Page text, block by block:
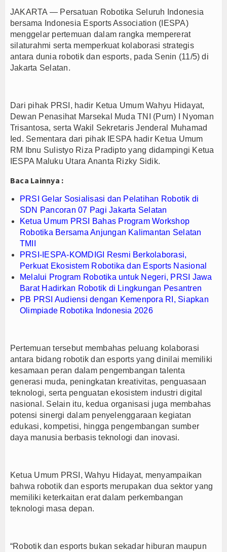
PTPN I Ubah Aset Jadi Mesin Pertumbuhan,
Interupsi PDIP Warnai Paripurna APBD
Bupati Majalengka Beberkan Hasil Paripurna
JAKARTA — Persatuan Robotika Seluruh Indonesia
bersama Indonesia Esports Association (IESPA)
menggelar pertemuan dalam rangka mempererat
silaturahmi serta memperkuat kolaborasi strategis
antara dunia robotik dan esports, pada Senin (11/5) di
Jakarta Selatan.
Dari pihak PRSI, hadir Ketua Umum Wahyu Hidayat,
Dewan Penasihat Marsekal Muda TNI (Purn) I Nyoman
Trisantosa, serta Wakil Sekretaris Jenderal Muhamad
Ied. Sementara dari pihak IESPA hadir Ketua Umum
RM Ibnu Sulistyo Riza Pradipto yang didampingi Ketua
IESPA Maluku Utara Ananta Rizky Sidik.
Baca Lainnya :
PRSI Gelar Sosialisasi dan Pelatihan Robotik di
SDN Pancoran 07 Pagi Jakarta Selatan
Ketua Umum PRSI Bahas Program Workshop
Robotika Bersama Anjungan Kalimantan Selatan
TMII
PRSI-IESPA-KOMDIGI Resmi Berkolaborasi,
Perkuat Ekosistem Robotika dan Esports Nasional
Melalui Program Robotika untuk Negeri, PRSI Jawa
Barat Hadirkan Robotik di Lingkungan Pesantren
PB PRSI Audiensi dengan Kemenpora RI, Siapkan
Olimpiade Robotika Indonesia 2026
Pertemuan tersebut membahas peluang kolaborasi
antara bidang robotik dan esports yang dinilai memiliki
kesamaan peran dalam pengembangan talenta
generasi muda, peningkatan kreativitas, penguasaan
teknologi, serta penguatan ekosistem industri digital
nasional. Selain itu, kedua organisasi juga membahas
potensi sinergi dalam penyelenggaraan kegiatan
edukasi, kompetisi, hingga pengembangan sumber
daya manusia berbasis teknologi dan inovasi.
Ketua Umum PRSI, Wahyu Hidayat, menyampaikan
bahwa robotik dan esports merupakan dua sektor yang
memiliki keterkaitan erat dalam perkembangan
teknologi masa depan.
“Robotik dan esports bukan sekadar hiburan maupun